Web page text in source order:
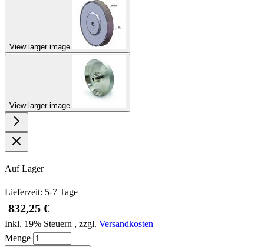
View larger image
View larger image
Auf Lager
Lieferzeit: 5-7 Tage
832,25 €
Inkl. 19% Steuern , zzgl. Versandkosten
Menge